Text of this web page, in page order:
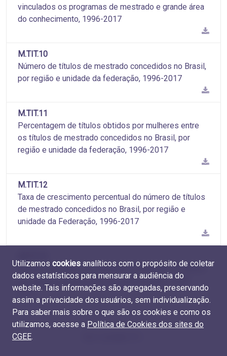
vinculados os programas de mestrado e grande área
do conhecimento, 1996-2017
M.TIT.10
Número de títulos de mestrado concedidos no Brasil,
por região e unidade da federação, 1996-2017
M.TIT.11
Percentagem de títulos obtidos por mulheres entre
os títulos de mestrado concedidos no Brasil, por
região e unidade da federação, 1996-2017
M.TIT.12
Taxa de crescimento percentual do número de títulos
de mestrado concedidos no Brasil, por região e
unidade da Federação, 1996-2017
Número de títulos de mestrado concedidos no Brasil,
por região e grande área do conhecimento, 1996-
2017
Utilizamos cookies analíticos com o propósito de coletar
dados estatísticos para mensurar a audiência do
website. Tais informações são agregadas, preservando
assim a privacidade dos usuários, sem individualização.
Para saber mais sobre o que são os cookies e como os
utilizamos, acesse a Política de Cookies dos sites do
CGEE.